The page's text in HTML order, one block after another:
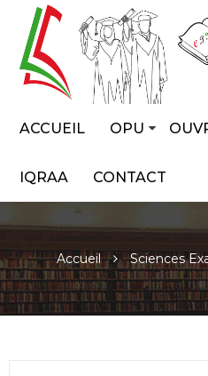
ACCUEIL OPU
IQRAA CONTACT
Accueil Sciences